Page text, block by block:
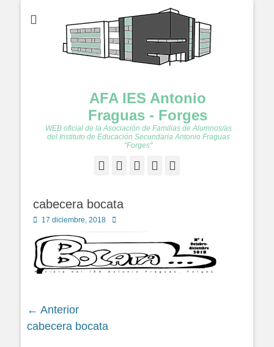
AFA IES Antonio
Fraguas - Forges
WEB oficial de la Asociación de Familias de Alumnos/as
del Instituto de Educación Secundaria Antonio Fraguas
"Forges"
Facebook
Twitter
Feed YouTube
cabecera bocata
Publicado
17 diciembre, 2018 Autor
Navegación
de
← Anterior
Siguiente
cabecera bocata